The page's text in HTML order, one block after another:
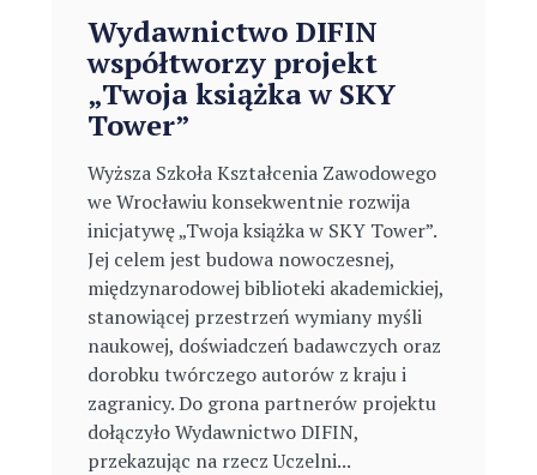
Wydawnictwo DIFIN
współtworzy projekt
„Twoja książka w SKY
Tower”
Wyższa Szkoła Kształcenia Zawodowego
we Wrocławiu konsekwentnie rozwija
inicjatywę „Twoja książka w SKY Tower”.
Jej celem jest budowa nowoczesnej,
międzynarodowej biblioteki akademickiej,
stanowiącej przestrzeń wymiany myśli
naukowej, doświadczeń badawczych oraz
dorobku twórczego autorów z kraju i
zagranicy. Do grona partnerów projektu
dołączyło Wydawnictwo DIFIN,
przekazując na rzecz Uczelni...